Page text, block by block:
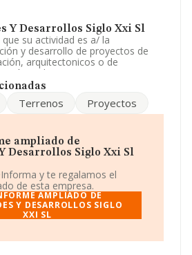
Y Desarrollos Siglo Xxi Sl
su actividad es a/ la
y desarrollo de proyectos de
arquitectonicos o de
sobre terrenos propios y
obras y edificaciones,. La
ingeniería y otras actividades
técnico'. La
sus oficinas, el número de
y Desarrollos Siglo Xxi S.L
su domicilio social establecido en
Bj, (28012), en el municipio de
y disponiendo de los datos de
Terrenos Proyectos
ampliado de
Desarrollos Siglo Xxi Sl
y te regalamos el
de esta empresa.
AMPLIADO DE
Y DESARROLLOS SIGLO
XXI SL